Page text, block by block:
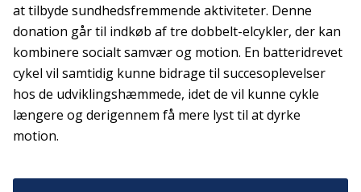
at tilbyde sundhedsfremmende aktiviteter. Denne
donation går til indkøb af tre dobbelt-elcykler, der kan
kombinere socialt samvær og motion. En batteridrevet
cykel vil samtidig kunne bidrage til succesoplevelser
hos de udviklingshæmmede, idet de vil kunne cykle
længere og derigennem få mere lyst til at dyrke
motion.
Tilmeld nyhedsbrev
De seneste nyheder om TrygFondens og TryghedsGruppens
aktiviteter direkte i din indbakke.
Tilmeld
Kontakt Adresse